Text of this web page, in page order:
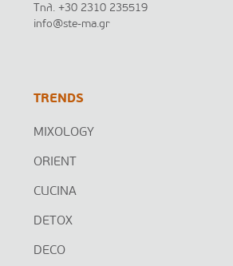
TRENDS
MIXOLOGY
ORIENT
CUCINA
DETOX
DECO
Τηλ. +30 2310 235519
info@ste-ma.gr